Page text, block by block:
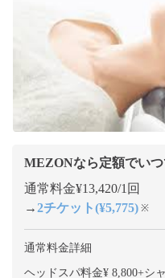
MEZONなら定額でいつ
通常料金¥13,420/1回
→2チケット(¥5,775) ※
通常料金詳細
ヘッドスパ料金¥ 8,800+シ